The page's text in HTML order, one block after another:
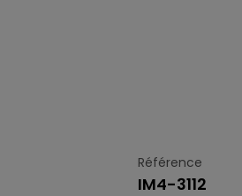
Référence
IM4-3112